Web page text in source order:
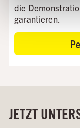
die
garantieren.
JETZT